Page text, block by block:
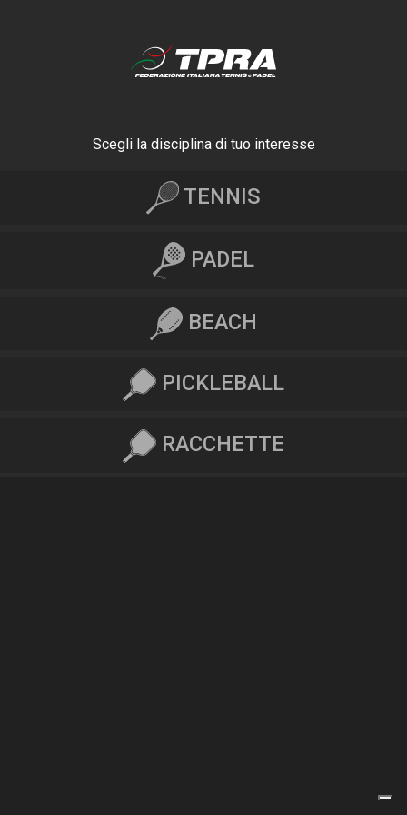
Scegli la disciplina di tuo interesse
TENNIS
PADEL
BEACH
PICKLEBALL
RACCHETTE